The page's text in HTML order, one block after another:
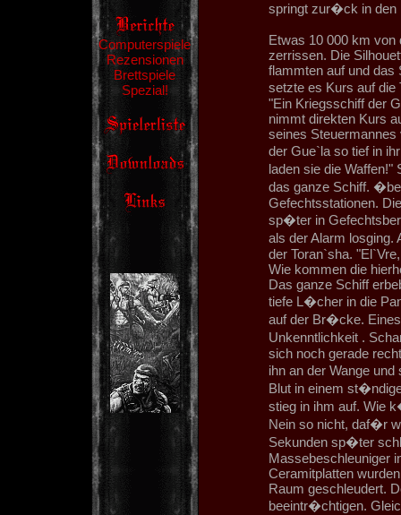
Computerspiele
Rezensionen
Brettspiele
Spezial!
springt zur�ck in den
Etwas 10 000 km von
zerrissen. Die
flammten auf und das
setzte es Kurs auf
"Ein Kriegsschiff der
nimmt direkten Kurs
seines
der Gue`la so tief in
laden sie die
das ganze Schiff.
Gefechtsstationen.
sp�ter in
als der Alarm
der Toran`sha.
Wie kommen die
Das ganze Schiff
tiefe L�cher in die
auf der Br�cke. Eines
Unkenntlichkeit .
sich noch gerade
ihn an der Wange
Blut in einem
stieg in ihm auf. Wie
Nein so nicht, daf�r
Sekunden sp�ter
Massebeschleuniger
Ceramitplatten
Raum geschleudert.
beeintr�chtigen.